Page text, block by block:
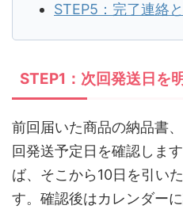
STEP5：完了連絡
STEP1：次回発送日を
前回届いた商品の納品書
回発送予定日を確認しま
ば、そこから10日を引い
す。確認後はカレンダー